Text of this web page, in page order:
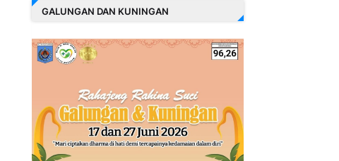
GALUNGAN DAN KUNINGAN